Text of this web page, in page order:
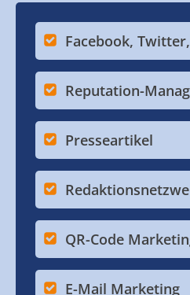
Facebook,
Reputation-
Presseartikel
QR-Code
E-Mail Marketing